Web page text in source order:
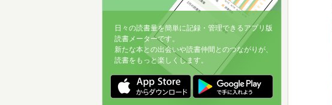
日々の読書量を簡単に記録・管理できるアプリ版
読書メーターです。
新たな本との出会いや読書仲間とのつながりが、
読書をもっと楽しくします。